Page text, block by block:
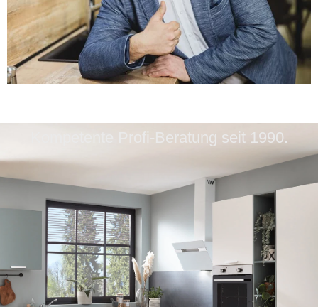
Kompetente Profi-Beratung seit 1990.